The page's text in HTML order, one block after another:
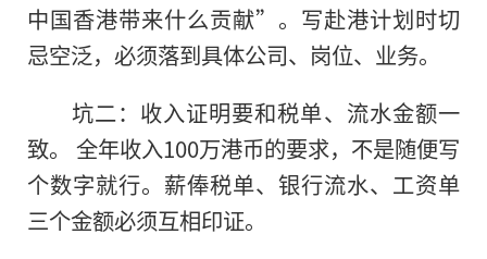
中国香港带来什么贡献”。写赴港计划时切
忌空泛，必须落到具体公司、岗位、业务。
坑二：收入证明要和税单、流水金额一
致。 全年收入100万港币的要求，不是随便写
个数字就行。薪俸税单、银行流水、工资单
三个金额必须互相印证。